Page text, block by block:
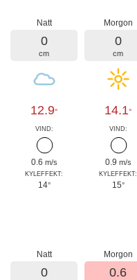
Natt
0
cm
12.9°
VIND:
0.6 m/s
KYLEFFEKT:
14°
Morgon
0
cm
14.1°
VIND:
0.9 m/s
KYLEFFEKT:
15°
Natt
0
Morgon
0.6